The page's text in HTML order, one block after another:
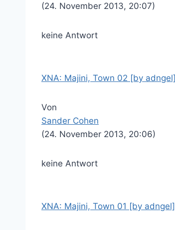
(24. November 2013, 20:07)
keine Antwort
XNA: Majini, Town 02 [by adngel]
Von
Sander Cohen
(24. November 2013, 20:06)
keine Antwort
XNA: Majini, Town 01 [by adngel]